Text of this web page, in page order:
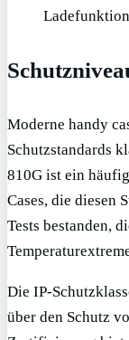
Moderne handy
Schutzstandards
810G ist ein
Cases, die diesen
Tests bestanden,
Die IP-
über den Schutz